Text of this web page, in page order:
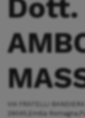
Dott.
VIA FRATELLI
29045,Emilia